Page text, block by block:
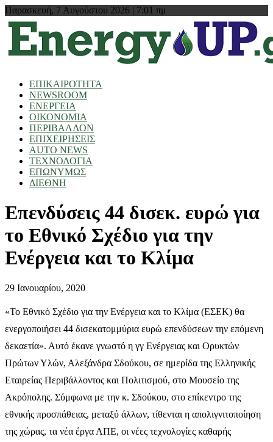
Παρασκευή, 7 Αυγούστου 2026 | 7:01 πμ
ΕΠΙΚΑΙΡΟΤΗΤΑ
NEWSROOM
ΕΝΕΡΓΕΙΑ
ΟΙΚΟΝΟΜΙΑ
ΠΕΡΙΒΑΛΛΟΝ
ΕΠΙΧΕΙΡΗΣΕΙΣ
AUTO NEWS
ΤΕΧΝΟΛΟΓΙΑ
ΕΠΩΝΥΜΩΣ
ΔΙΕΘΝΗ
Επενδύσεις 44 δισεκ. ευρώ για
το Εθνικό Σχέδιο για την
Ενέργεια και το Κλίμα
29 Ιανουαρίου, 2020
«Το Εθνικό Σχέδιο για την Ενέργεια και το Κλίμα (ΕΣΕΚ) θα
ενεργοποιήσει 44 δισεκατομμύρια ευρώ επενδύσεων την επόμενη
δεκαετία». Αυτό έκανε γνωστό η γγ Ενέργειας και Ορυκτών
Πρώτων Υλών, Αλεξάνδρα Σδούκου, σε ημερίδα της Ελληνικής
Εταιρείας Περιβάλλοντος και Πολιτισμού, στο Μουσείο της
Ακρόπολης. Σύμφωνα με την κ. Σδούκου, στο επίκεντρο της
εθνικής προσπάθειας, μεταξύ άλλων, τίθενται η απολιγνιτοποίηση
της χώρας, τα νέα έργα ΑΠΕ, οι νέες τεχνολογίες καθαρής